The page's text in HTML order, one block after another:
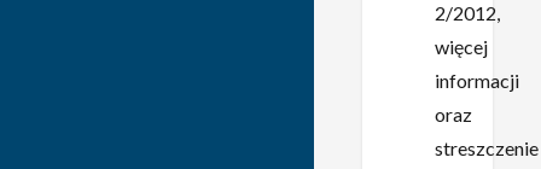
2/2012,
więcej
informacji
oraz
streszczenie